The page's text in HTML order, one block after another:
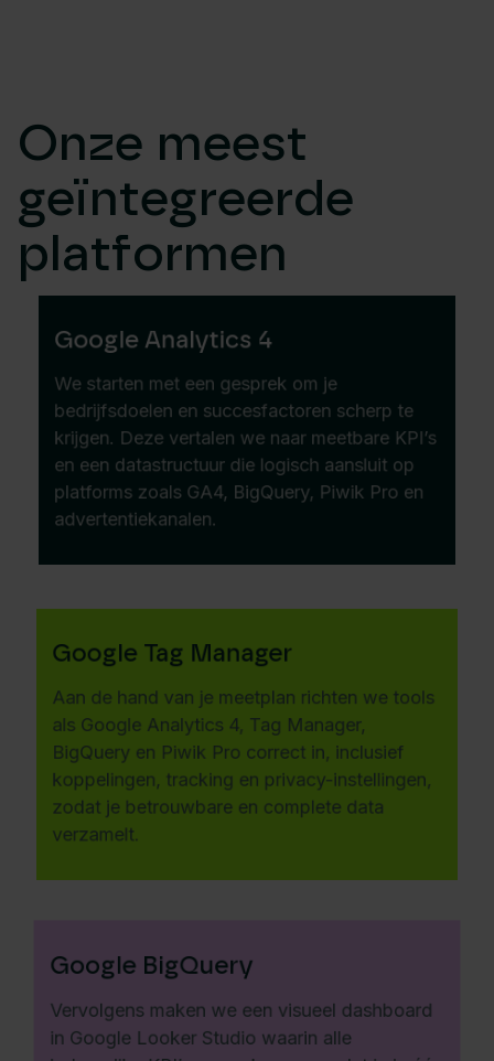
Onze meest
geïntegreerde
platformen
Google Analytics 4
We starten met een gesprek om je
bedrijfsdoelen en succesfactoren scherp te
krijgen. Deze vertalen we naar meetbare KPI’s
en een datastructuur die logisch aansluit op
platforms zoals GA4, BigQuery, Piwik Pro en
advertentiekanalen.
Google Tag Manager
Aan de hand van je meetplan richten we tools
als Google Analytics 4, Tag Manager,
BigQuery en Piwik Pro correct in, inclusief
koppelingen, tracking en privacy-instellingen,
zodat je betrouwbare en complete data
verzamelt.
Google BigQuery
Vervolgens maken we een visueel dashboard
in Google Looker Studio waarin alle